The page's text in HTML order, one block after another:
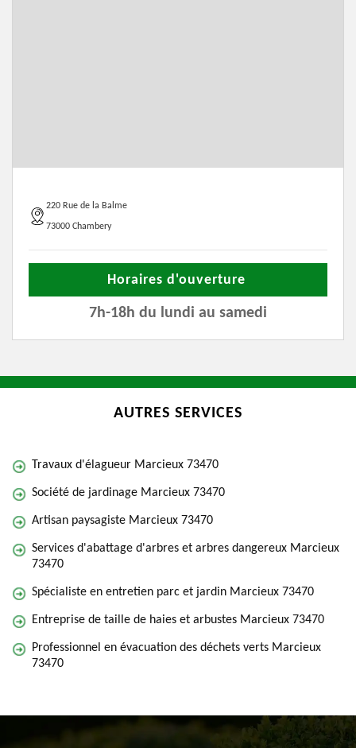
220 Rue de la Balme
73000 Chambery
Horaires d'ouverture
7h-18h du lundi au samedi
AUTRES SERVICES
Travaux d'élagueur Marcieux 73470
Société de jardinage Marcieux 73470
Artisan paysagiste Marcieux 73470
Services d'abattage d'arbres et arbres dangereux Marcieux
73470
Spécialiste en entretien parc et jardin Marcieux 73470
Entreprise de taille de haies et arbustes Marcieux 73470
Professionnel en évacuation des déchets verts Marcieux
73470